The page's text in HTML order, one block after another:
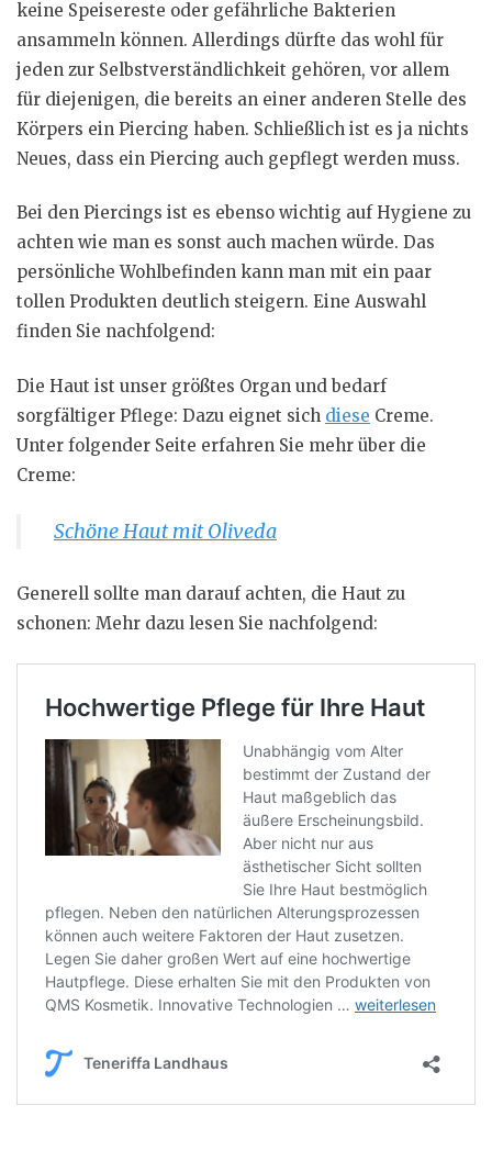
keine Speisereste oder gefährliche Bakterien
ansammeln können. Allerdings dürfte das wohl für
jeden zur Selbstverständlichkeit gehören, vor allem
für diejenigen, die bereits an einer anderen Stelle des
Körpers ein Piercing haben. Schließlich ist es ja nichts
Neues, dass ein Piercing auch gepflegt werden muss.
Bei den Piercings ist es ebenso wichtig auf Hygiene zu
achten wie man es sonst auch machen würde. Das
persönliche Wohlbefinden kann man mit ein paar
tollen Produkten deutlich steigern. Eine Auswahl
finden Sie nachfolgend:
Die Haut ist unser größtes Organ und bedarf
sorgfältiger Pflege: Dazu eignet sich diese Creme.
Unter folgender Seite erfahren Sie mehr über die
Creme:
Schöne Haut mit Oliveda
Generell sollte man darauf achten, die Haut zu
schonen: Mehr dazu lesen Sie nachfolgend: